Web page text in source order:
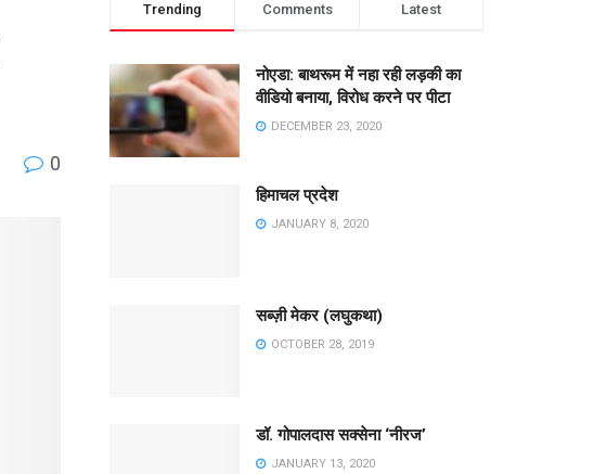
0
Trending Comments Latest
नोएडा: बाथरूम में नहा रही लड़की का
वीडियो बनाया, विरोध करने पर पीटा
DECEMBER 23, 2020
हिमाचल प्रदेश
JANUARY 8, 2020
सब्ज़ी मेकर (लघुकथा)
OCTOBER 28, 2019
डॉ. गोपालदास सक्सेना ‘नीरज’
JANUARY 13, 2020